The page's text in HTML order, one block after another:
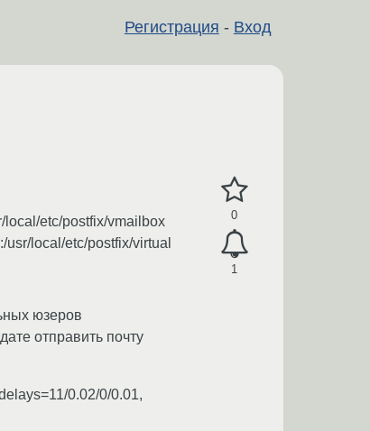
Регистрация - Вход
0
1
etc/postfix/vmailbox
local/etc/postfix/virtual
юзеров
отправить почту
0.02/0/0.01,